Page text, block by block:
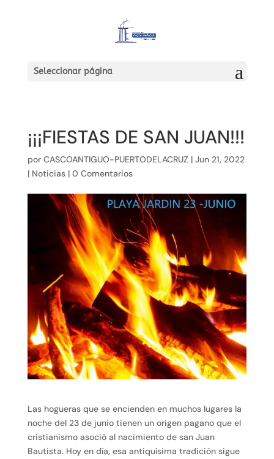
Seleccionar página
¡¡¡FIESTAS DE SAN JUAN!!!
por CASCOANTIGUO-PUERTODELACRUZ | Jun 21, 2022
| Noticias| 0 Comentarios
Las hogueras que se encienden en muchos lugares la
noche del 23 de junio tienen un origen pagano que el
cristianismo asoció al nacimiento de san Juan
Bautista. Hoy en día, esa antiquísima tradición sigue